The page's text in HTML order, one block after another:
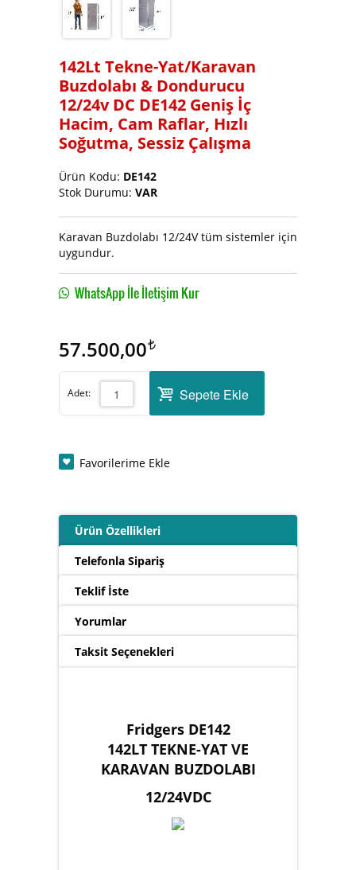
Soğutucu ve Buz Makinası
142Lt Tekne-Yat/Karavan
Buzdolabı & Dondurucu
12/24v DC DE142 Geniş İç
Hacim, Cam Raflar, Hızlı
Soğutma, Sessiz Çalışma
Ürün Kodu: DE142
Stok Durumu: VAR
Karavan Buzdolabı 12/24V tüm sistemler için
uygundur.
WhatsApp İle İletişim Kur
57.500,00
Adet: Sepete Ekle
Favorilerime Ekle
Ürün Özellikleri
Telefonla Sipariş
Teklif İste
Yorumlar
Taksit Seçenekleri
Fridgers DE142
142LT TEKNE-YAT VE
KARAVAN BUZDOLABI
12/24VDC